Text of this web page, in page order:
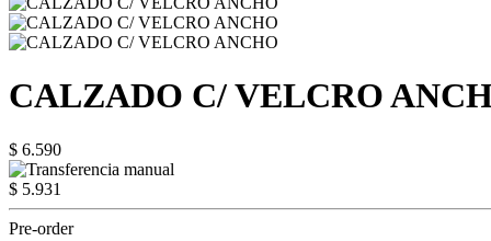
CALZADO C/ VELCRO
$ 6.590
$ 5.931
Pre-order